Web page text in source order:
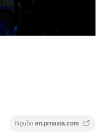
Nguồn en.prnasia.com